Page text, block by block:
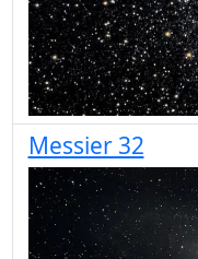
Messier 32